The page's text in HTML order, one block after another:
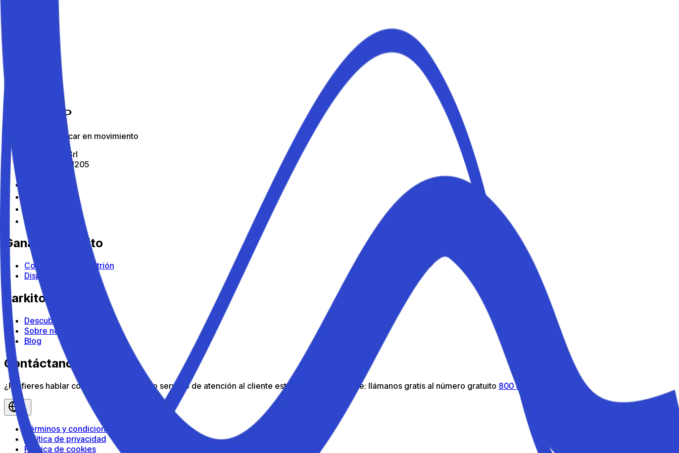
Los mejores aparcamientos de Pistoia
La app para aparcar en movimiento
All Indabox Srl
P.I: 04099131205
Gana con Parkito
Conviértete en anfitrión
Dispositivos
Parkito
Descubre Parkito
Sobre nosotros
Blog
Contáctanos
¿Prefieres hablar con nosotros? Nuestro servicio de atención al cliente está aquí para ayudarte: llámanos gratis al número gratuito 800 816 980
es
Términos y condiciones
Política de privacidad
Política de cookies